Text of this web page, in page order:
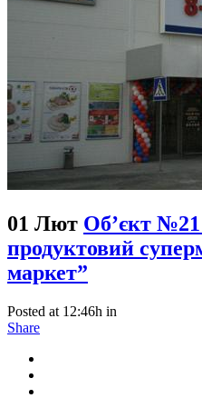
01 Лют Об’єкт
продуктовий
маркет”
Posted at 12:46h in
Share